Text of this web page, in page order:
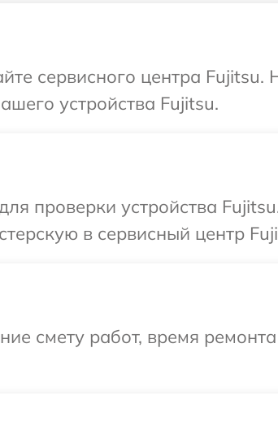
сервисного центра Fujitsu.
устройства Fujitsu.
проверки устройства
в сервисный центр
смету работ, время